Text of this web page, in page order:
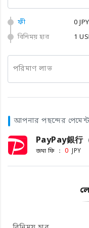
ফী
0 JPY
বিনিময় হার
1
পরিমাণ লাভ
আপনার পছন্দের
PayPay銀行（
জমা ফি ： 0 JPY